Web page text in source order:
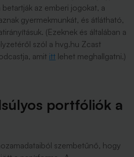
az emberi jogokat, a
gyermekmunkát, és átlátható,
(Ezeknek és általában a
szól a hvg.hu Zcast
amit itt lehet meghallgatni.)
portfóliók a
szembetűnő, hogy